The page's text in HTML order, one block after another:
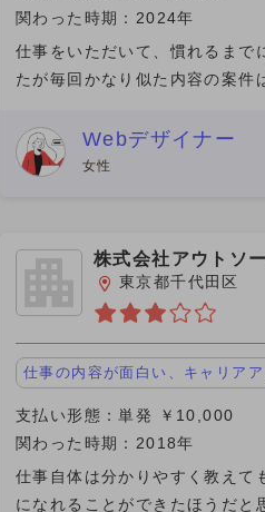
関わった時期：2024年
仕事をいただいて、慣れるまで
たが毎回かなり似た内容の案件
多くなく、これだけで生計を立
は、サブとして考えていく必
Webデザイナー
女性
株式会社アウトソ
東京都千代田区
仕事の内容が面白い、キャリア
支払い形態：単発 ￥10,000
関わった時期：2018年
仕事自体は分かりやすく教えて
になれることができたほうだと